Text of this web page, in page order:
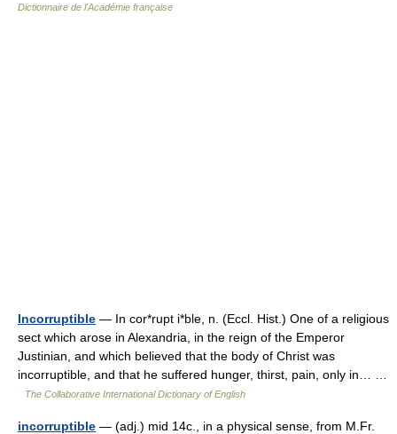
Dictionnaire de l'Académie française
Incorruptible — In cor*rupt i*ble, n. (Eccl. Hist.) One of a religious
sect which arose in Alexandria, in the reign of the Emperor
Justinian, and which believed that the body of Christ was
incorruptible, and that he suffered hunger, thirst, pain, only in… …
The Collaborative International Dictionary of English
incorruptible — (adj.) mid 14c., in a physical sense, from M.Fr.